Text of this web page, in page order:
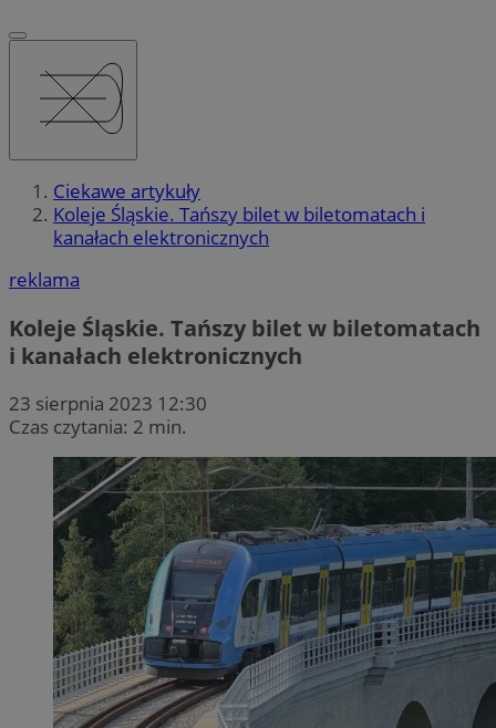
Ciekawe artykuły
Koleje Śląskie. Tańszy bilet w biletomatach i
kanałach elektronicznych
reklama
Koleje Śląskie. Tańszy bilet w biletomatach
i kanałach elektronicznych
23 sierpnia 2023 12:30
Czas czytania: 2 min.